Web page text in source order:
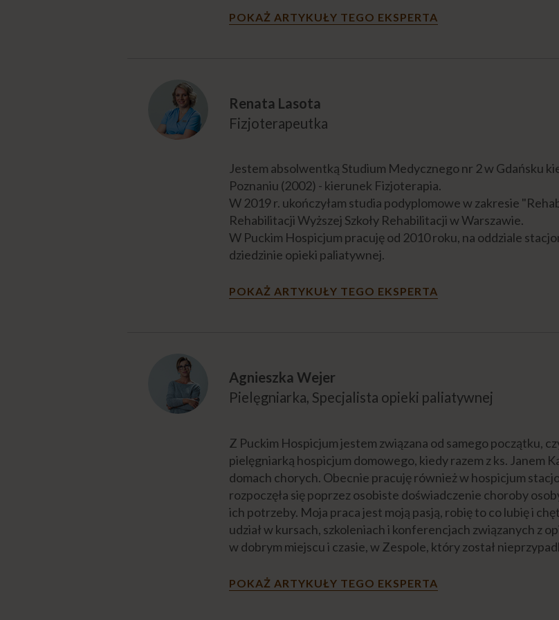
POKAŻ ARTYKUŁY TEGO EKSPERTA
Renata Lasota
Fizjoterapeutka
Jestem absolwentką Studium Medycznego nr 2 w Gdańsku
Poznaniu (2002) - kierunek Fizjoterapia.
W 2019 r. ukończyłam studia podyplomowe w zakresie
Rehabilitacji Wyższej Szkoły Rehabilitacji w Warszawie.
W Puckim Hospicjum pracuję od 2010 roku, na oddziale
dziedzinie opieki paliatywnej.
POKAŻ ARTYKUŁY TEGO EKSPERTA
Agnieszka Wejer
Pielęgniarka, Specjalista opieki paliatywnej
Z Puckim Hospicjum jestem związana od samego początku,
pielęgniarką hospicjum domowego, kiedy razem z ks. Janem
domach chorych. Obecnie pracuję również w hospicjum
rozpoczęła się poprzez osobiste doświadczenie choroby
ich potrzeby. Moja praca jest moją pasją, robię to co lubię i
udział w kursach, szkoleniach i konferencjach związanych z
w dobrym miejscu i czasie, w Zespole, który został
POKAŻ ARTYKUŁY TEGO EKSPERTA